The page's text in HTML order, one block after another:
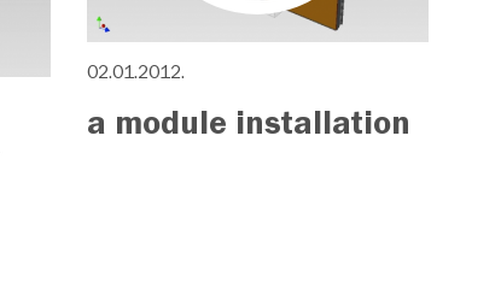
02.01.2012.
a module installation